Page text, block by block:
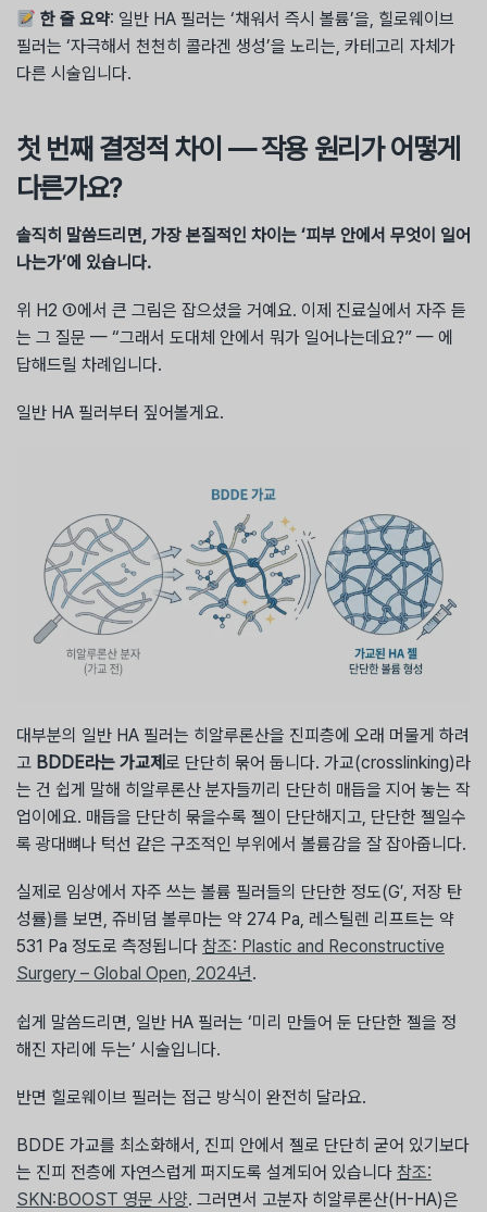
한 줄 요약: 일반 HA 필러는 ‘채워서 즉시 볼륨’을, 힐로웨이브
필러는 ‘자극해서 천천히 콜라겐 생성’을 노리는, 카테고리 자체가
다른 시술입니다.
첫 번째 결정적 차이 — 작용 원리가 어떻게
다른가요?
솔직히 말씀드리면, 가장 본질적인 차이는 ‘피부 안에서 무엇이 일어
나는가’에 있습니다.
위 H2 ①에서 큰 그림은 잡으셨을 거예요. 이제 진료실에서 자주 듣
는 그 질문 — “그래서 도대체 안에서 뭐가 일어나는데요?” — 에
답해드릴 차례입니다.
일반 HA 필러부터 짚어볼게요.
대부분의 일반 HA 필러는 히알루론산을 진피층에 오래 머물게 하려
고 BDDE라는 가교제 로 단단히 묶어 둡니다. 가교(crosslinking)라
는 건 쉽게 말해 히알루론산 분자들끼리 단단히 매듭을 지어 놓는 작
업이에요. 매듭을 단단히 묶을수록 젤이 단단해지고, 단단한 젤일수
록 광대뼈나 턱선 같은 구조적인 부위에서 볼륨감을 잘 잡아줍니다.
실제로 임상에서 자주 쓰는 볼륨 필러들의 단단한 정도(G′, 저장 탄
성률)를 보면, 쥬비덤 볼루마는 약 274 Pa, 레스틸렌 리프트는 약
531 Pa 정도로 측정됩니다 참조: Plastic and Reconstructive
Surgery – Global Open, 2024년.
쉽게 말씀드리면, 일반 HA 필러는 ‘미리 만들어 둔 단단한 젤을 정
해진 자리에 두는’ 시술입니다.
반면 힐로웨이브 필러는 접근 방식이 완전히 달라요.
BDDE 가교를 최소화해서, 진피 안에서 젤로 단단히 굳어 있기보다
는 진피 전층에 자연스럽게 퍼지도록 설계되어 있습니다 참조:
SKN:BOOST 영문 사양. 그러면서 고분자 히알루론산(H-HA)은